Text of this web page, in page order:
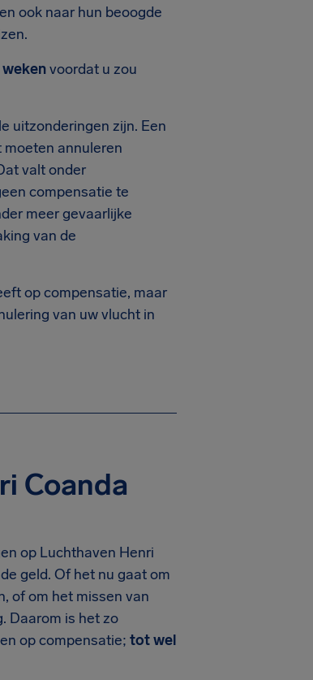
ook naar hun beoogde
voordat u zou
uitzonderingen zijn. Een
annuleren
valt onder
compensatie te
meer gevaarlijke
van de
op compensatie, maar
van uw vlucht in
Coanda
op Luchthaven Henri
geld. Of het nu gaat om
of om het missen van
Daarom is het zo
op compensatie; tot wel